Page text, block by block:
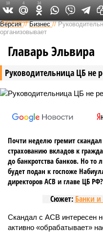
Версия //Бизнес //
организовывает
Руководительница ЦБ не
Главарь Эльвира
Почти неделю гремит
страхованию вкладов к
до банкротства банков. Но то
будет подан к госпоже
директоров АСВ и главе ЦБ РФ?
Сюжет: Банки
Скандал с АСВ интересен
активно «обрабатывает»
18 4 34